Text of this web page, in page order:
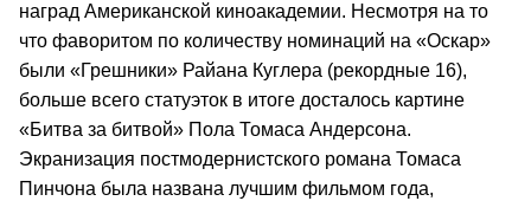
наград Американской киноакадемии. Несмотря на то
что фаворитом по количеству номинаций на «Оскар»
были «Грешники» Райана Куглера (рекордные 16),
больше всего статуэток в итоге досталось картине
«Битва за битвой» Пола Томаса Андерсона.
Экранизация постмодернистского романа Томаса
Пинчона была названа лучшим фильмом года,